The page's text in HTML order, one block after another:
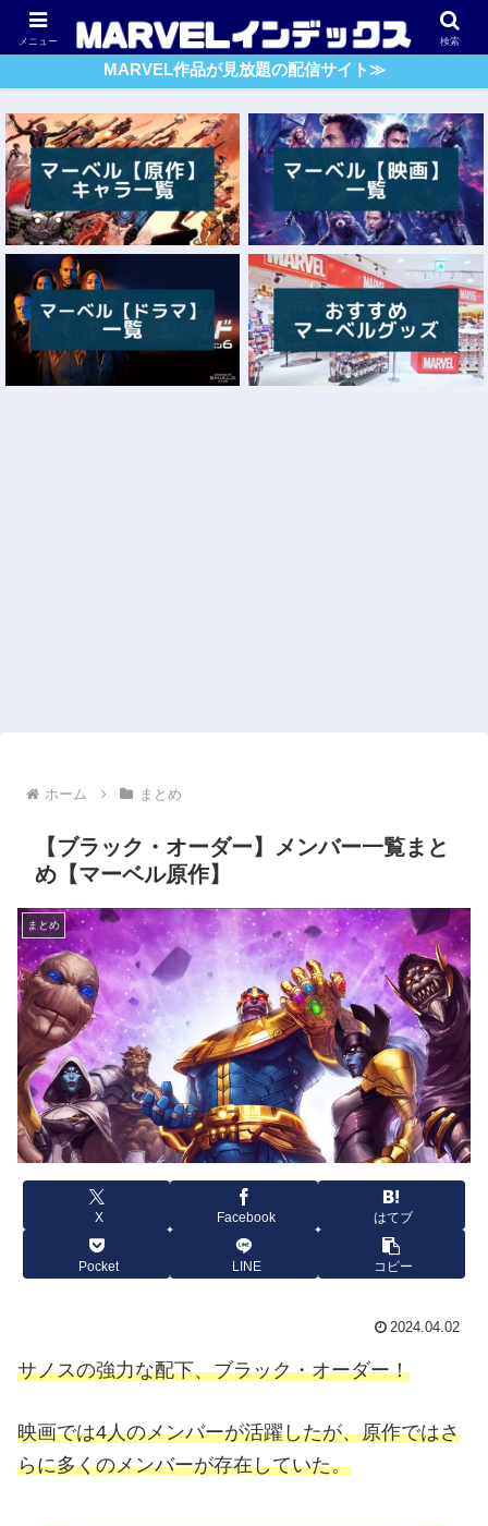
アベンジャーズ スパイダーマン ガーディアンズ・O・G
MARVEL作品が見放題の配信サイト≫
ホーム まとめ
【ブラック・オーダー】メンバー一覧まと
め【マーベル原作】
まとめ
X Facebook はてブ
Pocket LINE コピー
2024.04.02
サノスの強力な配下、ブラック・オーダー！
映画では4人のメンバーが活躍したが、原作ではさ
らに多くのメンバーが存在していた。
メニュー 検索